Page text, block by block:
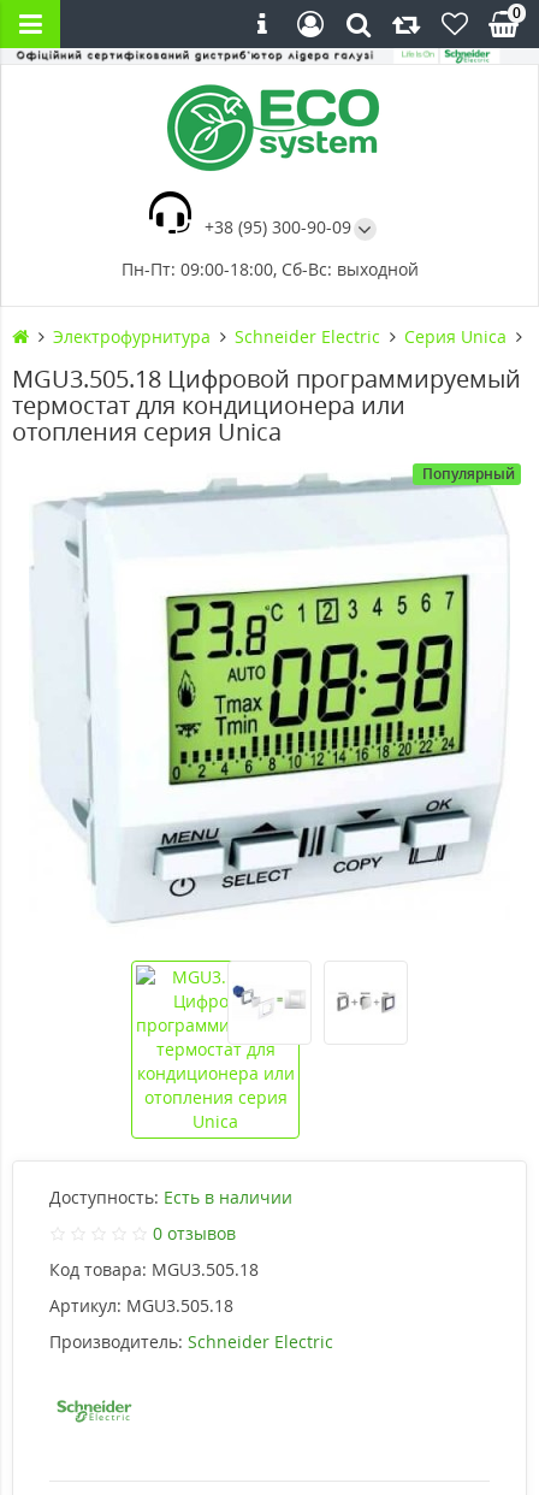
+38 (95) 300-90-09
Пн-Пт: 09:00-18:00, Сб-Вс: выходной
0
Электрофурнитура Schneider Electric Серия Unica
MGU3.505.18 Цифровой программируемый
термостат для кондиционера или
отопления серия Unica
Популярный
Доступность: Есть в наличии
0 отзывов
Код товара: MGU3.505.18
Артикул: MGU3.505.18
Производитель: Schneider Electric